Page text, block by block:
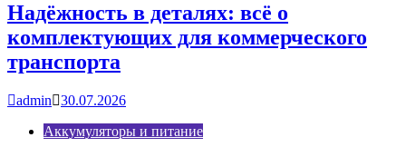
Надёжность в деталях: всё о
комплектующих для коммерческого
транспорта
admin
30.07.2026
Аккумуляторы и питание